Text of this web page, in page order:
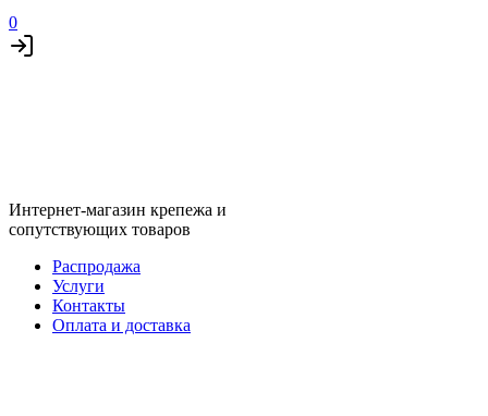
0
Интернет-магазин крепежа и
сопутствующих товаров
Распродажа
Услуги
Контакты
Оплата и доставка